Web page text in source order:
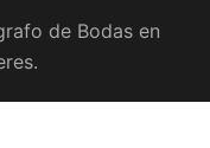
de Bodas en